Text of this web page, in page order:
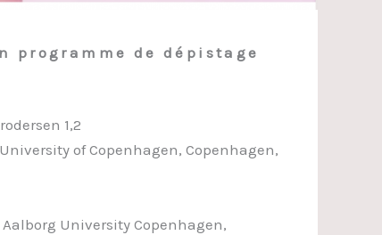
programme de dépistage
1,2
of Copenhagen, Copenhagen,
University Copenhagen,